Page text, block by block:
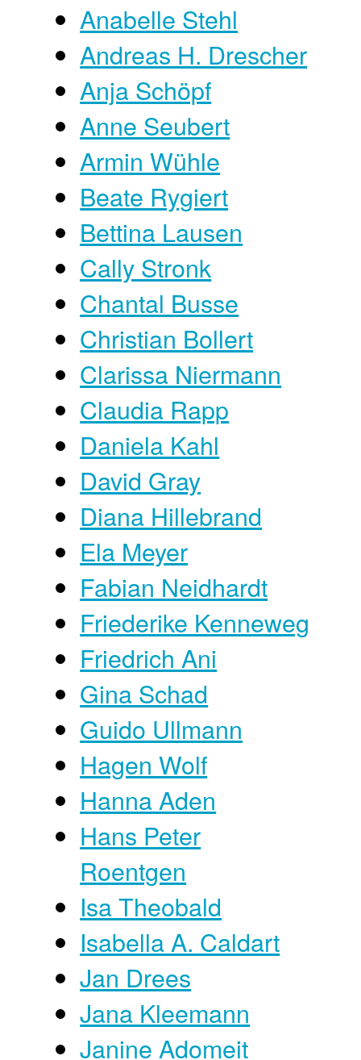
Anabelle Stehl
Andreas H. Drescher
Anja Schöpf
Anne Seubert
Armin Wühle
Beate Rygiert
Bettina Lausen
Cally Stronk
Chantal Busse
Christian Bollert
Clarissa Niermann
Claudia Rapp
Daniela Kahl
David Gray
Diana Hillebrand
Ela Meyer
Fabian Neidhardt
Friederike Kenneweg
Friedrich Ani
Gina Schad
Guido Ullmann
Hagen Wolf
Hanna Aden
Hans Peter
Roentgen
Isa Theobald
Isabella A. Caldart
Jan Drees
Jana Kleemann
Janine Adomeit